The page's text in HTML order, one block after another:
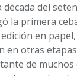
década del
la primera
en
en otras
de muchos